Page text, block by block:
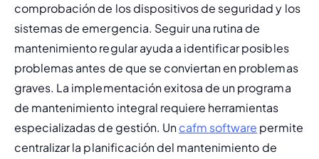
comprobación de los dispositivos de seguridad y los
sistemas de emergencia. Seguir una rutina de
mantenimiento regular ayuda a identificar posibles
problemas antes de que se conviertan en problemas
graves. La implementación exitosa de un programa
de mantenimiento integral requiere herramientas
especializadas de gestión. Un cafm software permite
centralizar la planificación del mantenimiento de